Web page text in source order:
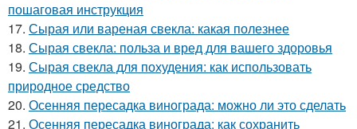
пошаговая инструкция
17. Сырая или вареная свекла: какая полезнее
18. Сырая свекла: польза и вред для вашего здоровья
19. Сырая свекла для похудения: как использовать
природное средство
20. Осенняя пересадка винограда: можно ли это сделать
21. Осенняя пересадка винограда: как сохранить